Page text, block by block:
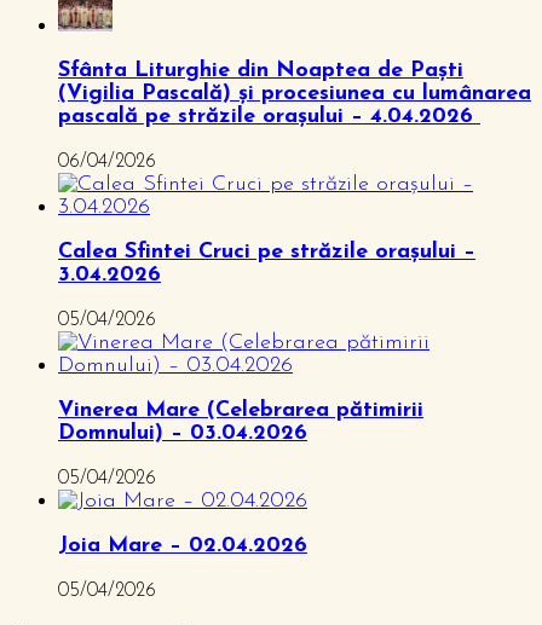
Sfânta Liturghie din Noaptea de Paști
(Vigilia Pascală) și procesiunea cu lumânarea
pascală pe străzile orașului – 4.04.2026
06/04/2026
Calea Sfintei Cruci pe străzile orașului –
3.04.2026
05/04/2026
Vinerea Mare (Celebrarea pătimirii
Domnului) – 03.04.2026
05/04/2026
Joia Mare – 02.04.2026
05/04/2026